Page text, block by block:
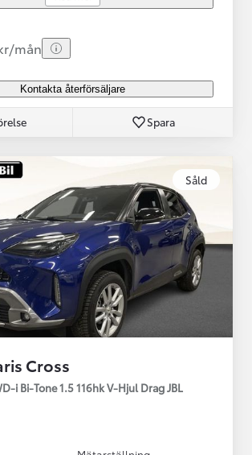
mån
Kontakta återförsäljare
Spara
Såld
Cross
i Bi-Tone 1.5 116hk V-Hjul Drag JBL